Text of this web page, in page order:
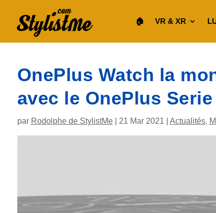
🏠︎ VR & XR
OnePlus Watch la
avec le OnePlus
par Rodolphe de StylistMe| 21 Mar 2021 Actualités,